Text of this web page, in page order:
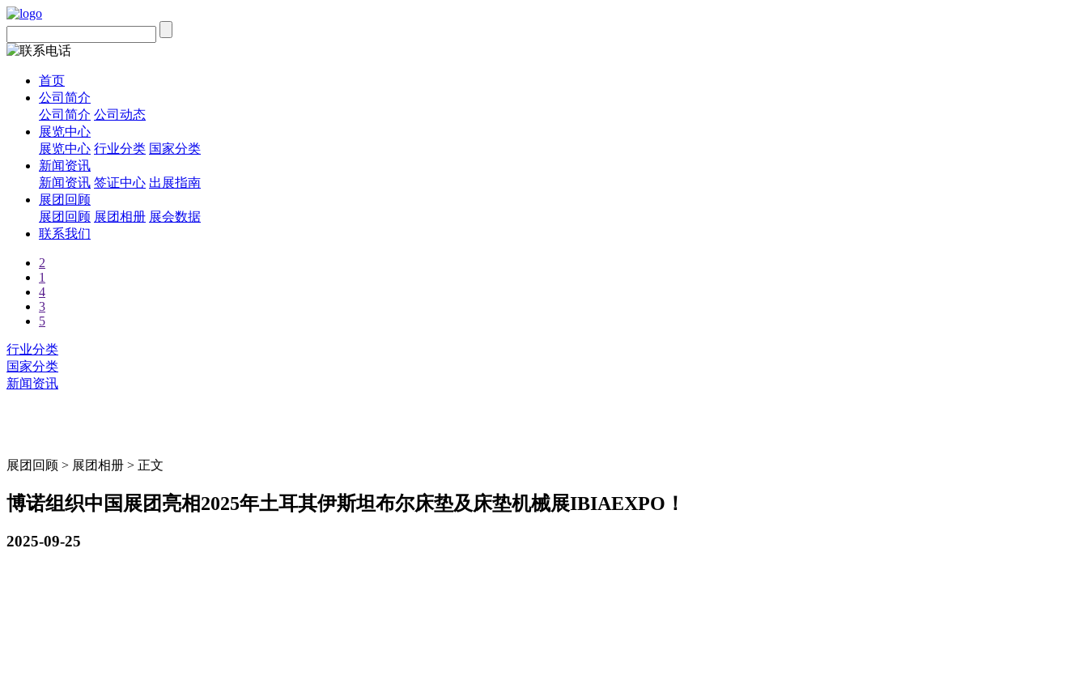
首页
公司简介
公司简介 公司动态
展览中心
展览中心 行业分类 国家分类
新闻资讯
新闻资讯 签证中心 出展指南
展团回顾
展团回顾 展团相册 展会数据
联系我们
2
1
4
3
5
行业分类
国家分类
新闻资讯
展团回顾 > 展团相册 > 正文
博诺组织中国展团亮相2025年土耳其伊斯坦布尔床垫及床垫机械展IBIAEXPO！
2025-09-25